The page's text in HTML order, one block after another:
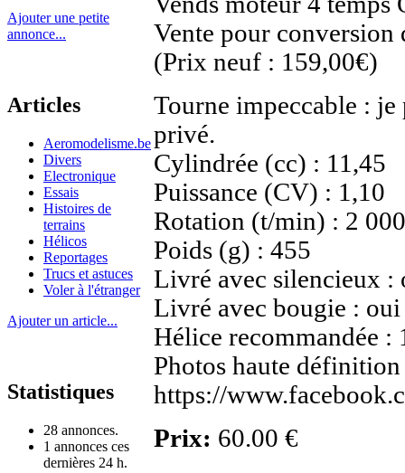
Ajouter une petite
annonce...
Articles
Aeromodelisme.be
Divers
Electronique
Essais
Histoires de
terrains
Hélicos
Reportages
Trucs et astuces
Voler à l'étranger
Ajouter un article...
Statistiques
28 annonces.
1 annonces ces
dernières 24 h.
Vente pour conversion
(Prix neuf : 159,00€)
Tourne impeccable : je
privé.
Cylindrée (cc) : 11,45
Puissance (CV) : 1,10
Rotation (t/min) : 2
Poids (g) : 455
Livré avec silencieux :
Livré avec bougie : oui
Hélice recommandée :
Photos haute définition
https://
Prix: 60.00 €